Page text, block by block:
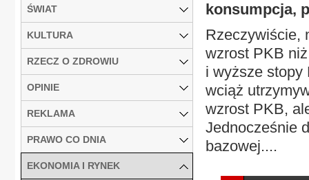
konsumpcja,
Rzeczywiście,
wzrost PKB
i wyższe stopy
wciąż
wzrost PKB,
Jednocześnie
bazowej....
ŚWIAT
KULTURA
RZECZ O ZDROWIU
OPINIE
REKLAMA
PRAWO CO DNIA
EKONOMIA I RYNEK